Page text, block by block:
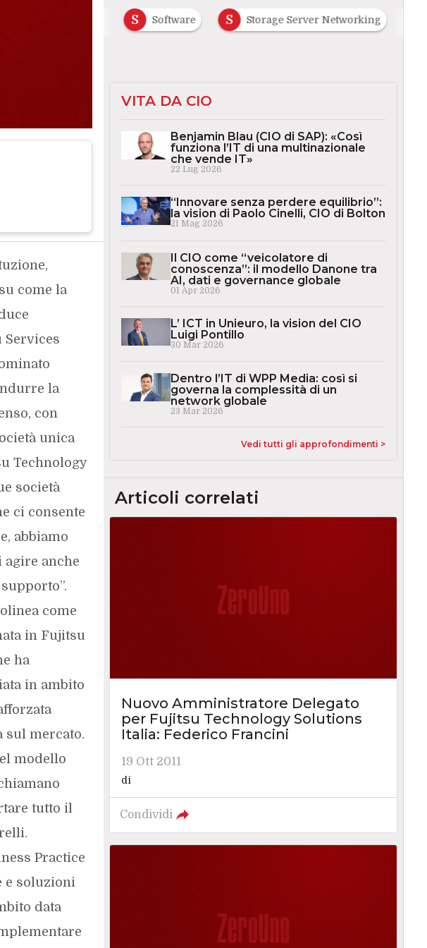
come la
Services
la
con
unica
Technology
società
ci consente
abbiamo
agire anche
come
in Fujitsu
ha
in ambito
sul mercato.
modello
tutto il
Practice
e soluzioni
data
S Software S Storage Server Networking
VITA DA CIO
Benjamin Blau (CIO di SAP): «Così
funziona l’IT di una multinazionale
che vende IT»
22 Lug 2026
“Innovare senza perdere equilibrio”:
la vision di Paolo Cinelli, CIO di Bolton
21 Mag 2026
Il CIO come “veicolatore di
conoscenza”: il modello Danone tra
AI, dati e governance globale
01 Apr 2026
L’ ICT in Unieuro, la vision del CIO
Luigi Pontillo
30 Mar 2026
Dentro l’IT di WPP Media: così si
governa la complessità di un
network globale
23 Mar 2026
Vedi tutti gli approfondimenti >
Articoli correlati
Nuovo Amministratore Delegato
per Fujitsu Technology Solutions
Italia: Federico Francini
19 Ott 2011
di
Condividi